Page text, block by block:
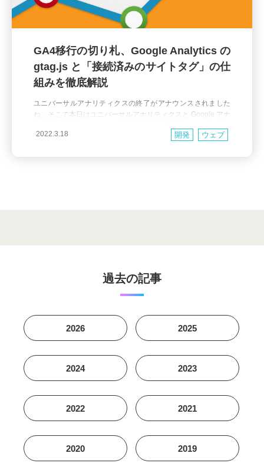
GA4移行の切り札、Google Analytics の
gtag.js と「接続済みのサイトタグ」の仕
組みを徹底解説
ユニバーサルアナリティクスの終了がアナウンスされました
ね。そこで本日はユニバーサルアナリティクスと Google アナ
移行する際に使われることが多い「接続済みのサイトタグ」
2022.3.18 開発 ウェブ
過去の記事
2026 2025
2024 2023
2022 2021
2020 2019